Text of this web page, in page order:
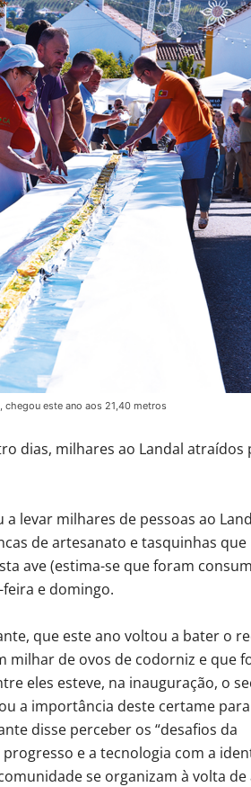
chegou este ano aos 21,40 metros
dias, milhares ao Landal atraídos
levar milhares de pessoas ao
de artesanato e tasquinhas que
ave (estima-se que foram
e domingo.
que este ano voltou a bater o
milhar de ovos de codorniz e que
eles esteve, na inauguração, o
a importância deste certame
disse perceber os “desafios da
e a tecnologia com a
se organizam à volta